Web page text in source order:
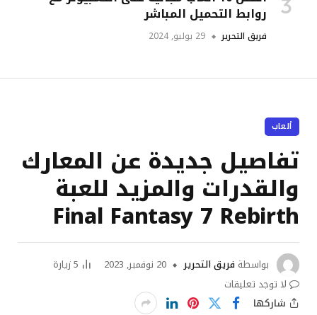
روابط التحميل المباشر
فريق التحرير 29 يوليو, 2024
ألعاب
تفاصيل جديدة عن المعارك
والقدرات والمزيد للعبة
Final Fantasy 7 Rebirth
بواسطة فريق التحرير 20 نوفمبر, 2023 5زيارة
لا توجد تعليقات
شاركها